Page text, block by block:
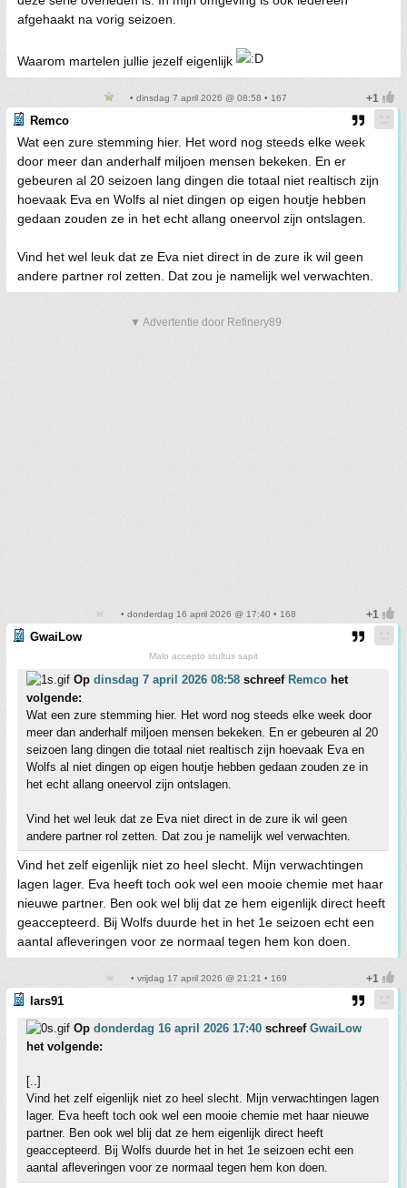
afgehaakt na vorig seizoen.
Waarom martelen jullie jezelf eigenlijk
• dinsdag 7 april 2026 @ 08:58 • 167
Remco
Wat een zure stemming hier. Het word nog steeds elke week
door meer dan anderhalf miljoen mensen bekeken. En er
gebeuren al 20 seizoen lang dingen die totaal niet realtisch zijn
hoevaak Eva en Wolfs al niet dingen op eigen houtje hebben
gedaan zouden ze in het echt allang oneervol zijn ontslagen.
Vind het wel leuk dat ze Eva niet direct in de zure ik wil geen
andere partner rol zetten. Dat zou je namelijk wel verwachten.
▼ Advertentie door Refinery89
• donderdag 16 april 2026 @ 17:40 • 168
GwaiLow
Malo accepto stultus sapit
Op dinsdag 7 april 2026 08:58 schreef Remco het
volgende:
Wat een zure stemming hier. Het word nog steeds elke week door
meer dan anderhalf miljoen mensen bekeken. En er gebeuren al 20
seizoen lang dingen die totaal niet realtisch zijn hoevaak Eva en
Wolfs al niet dingen op eigen houtje hebben gedaan zouden ze in
het echt allang oneervol zijn ontslagen.
Vind het wel leuk dat ze Eva niet direct in de zure ik wil geen
andere partner rol zetten. Dat zou je namelijk wel verwachten.
Vind het zelf eigenlijk niet zo heel slecht. Mijn verwachtingen
lagen lager. Eva heeft toch ook wel een mooie chemie met haar
nieuwe partner. Ben ook wel blij dat ze hem eigenlijk direct heeft
geaccepteerd. Bij Wolfs duurde het in het 1e seizoen echt een
aantal afleveringen voor ze normaal tegen hem kon doen.
• vrijdag 17 april 2026 @ 21:21 • 169
lars91
Op donderdag 16 april 2026 17:40 schreef GwaiLow
het volgende:
[..]
Vind het zelf eigenlijk niet zo heel slecht. Mijn verwachtingen lagen
lager. Eva heeft toch ook wel een mooie chemie met haar nieuwe
partner. Ben ook wel blij dat ze hem eigenlijk direct heeft
geaccepteerd. Bij Wolfs duurde het in het 1e seizoen echt een
aantal afleveringen voor ze normaal tegen hem kon doen.